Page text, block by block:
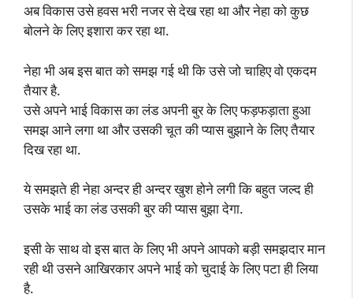
अब विकास उसे हवस भरी नजर से देख रहा था और नेहा को कुछ
बोलने के लिए इशारा कर रहा था.
नेहा भी अब इस बात को समझ गई थी कि उसे जो चाहिए वो एकदम
तैयार है.
उसे अपने भाई विकास का लंड अपनी बुर के लिए फड़फड़ाता हुआ
समझ आने लगा था और उसकी चूत की प्यास बुझाने के लिए तैयार
दिख रहा था.
ये समझते ही नेहा अन्दर ही अन्दर खुश होने लगी कि बहुत जल्द ही
उसके भाई का लंड उसकी बुर की प्यास बुझा देगा.
इसी के साथ वो इस बात के लिए भी अपने आपको बड़ी समझदार मान
रही थी उसने आखिरकार अपने भाई को चुदाई के लिए पटा ही लिया
है.